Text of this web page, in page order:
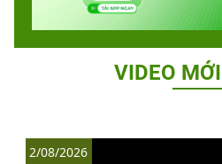
VIDEO
2/08/2026